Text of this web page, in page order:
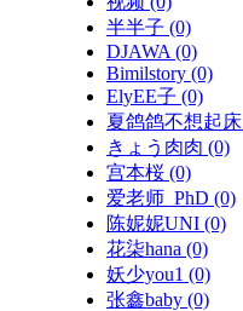
半半子 (0)
DJAWA (0)
Bimilstory (0)
ElyEE子 (0)
夏鸽鸽不想起床
きょう肉肉 (0)
宫本桜 (0)
爱老师_PhD (0)
陈妮妮UNI (0)
花柒hana (0)
妖少you1 (0)
张鑫baby (0)